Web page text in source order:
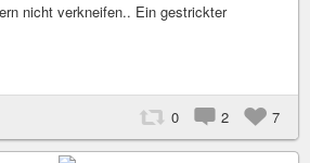
nicht verkneifen.. Ein gestrickter
0 2 7